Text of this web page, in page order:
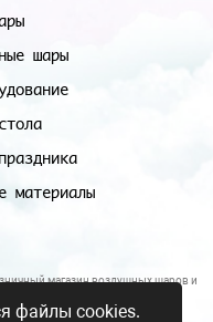
шары
материалы
магазин воздушных шаров и
файлы cookies.